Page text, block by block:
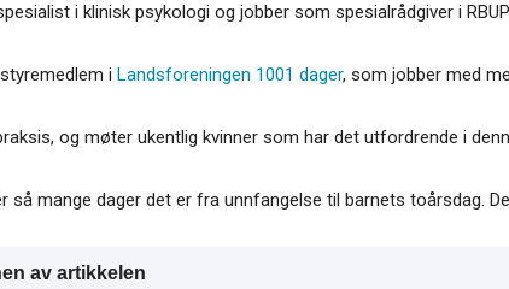
i klinisk psykologi og jobber som spesialrådgiver i RBUP.
i Landsforeningen 1001 dager, som jobber med
og møter ukentlig kvinner som har det utfordrende i
så mange dager det er fra unnfangelse til barnets toårsdag.
av artikkelen